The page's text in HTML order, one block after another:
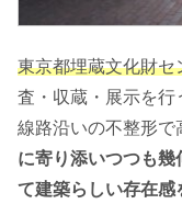
東京都埋蔵文化財セ
査・収蔵・展示を行
線路沿いの不整形で
に寄り添いつつも
て建築らしい存在感